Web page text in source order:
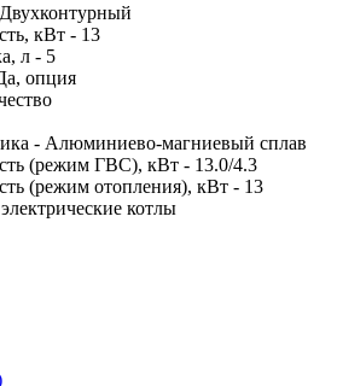
Двухконтурный
кВт - 13
л - 5
опция
- Алюминиево-магниевый сплав
(режим ГВС), кВт - 13.0/4.3
(режим отопления), кВт - 13
котлы